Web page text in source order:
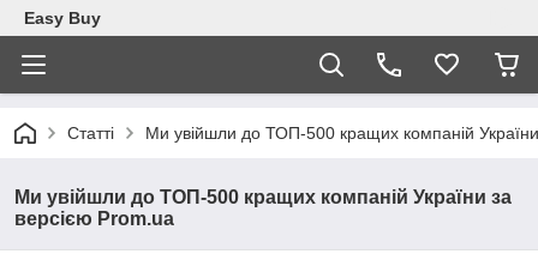
Easy Buy
Статті Ми увійшли до ТОП-500 кращих компаній
Ми увійшли до ТОП-500 кращих компаній України за
версією Prom.ua